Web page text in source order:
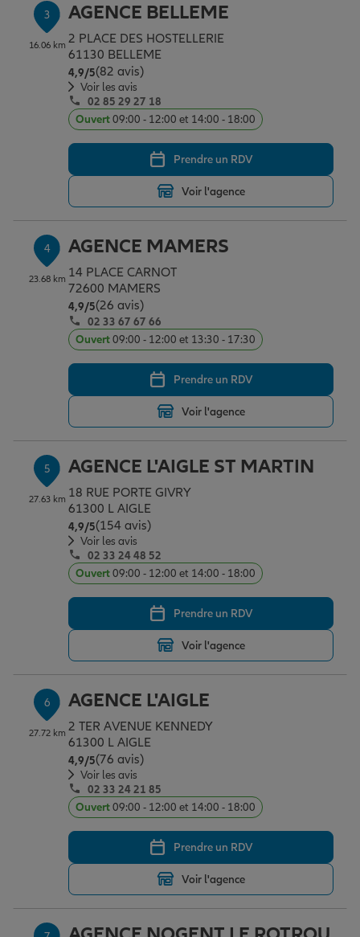
Protection juridique
Retraite
Tous nos devis d'assurance
3
16.06 km
AGENCE BELLEME
2 PLACE DES HOSTELLERIE
61130 BELLEME
4,9/5Note de 4.9 sur 5
(82 avis)
Voir les avis
02 85 29 27 18
Ouvert09:00 - 12:00 et 14:00 - 18:00
Prendre un RDV
Voir l'agence
4
23.68 km
AGENCE MAMERS
14 PLACE CARNOT
72600 MAMERS
4,9/5Note de 4.9 sur 5
(26 avis)
02 33 67 67 66
Ouvert09:00 - 12:00 et 13:30 - 17:30
Prendre un RDV
Voir l'agence
5
27.63 km
AGENCE L'AIGLE ST MARTIN
18 RUE PORTE GIVRY
61300 L AIGLE
4,9/5Note de 4.9 sur 5
(154 avis)
Voir les avis
02 33 24 48 52
Ouvert09:00 - 12:00 et 14:00 - 18:00
Prendre un RDV
Voir l'agence
6
27.72 km
AGENCE L'AIGLE
2 TER AVENUE KENNEDY
61300 L AIGLE
4,9/5Note de 4.9 sur 5
(76 avis)
Voir les avis
02 33 24 21 85
Ouvert09:00 - 12:00 et 14:00 - 18:00
Prendre un RDV
Voir l'agence